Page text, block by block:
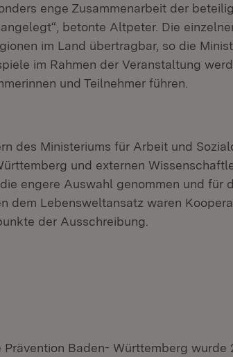
enge Zusammenarbeit der
betonte Altpeter. Die
im Land übertragbar, so die
im Rahmen der Veranstaltung
und Teilnehmer führen.
des Ministeriums für Arbeit und
und externen
engere Auswahl genommen und für
dem Lebensweltansatz waren
der Ausschreibung.
Baden- Württemberg wurde